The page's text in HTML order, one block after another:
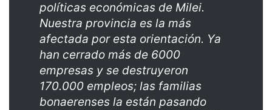
políticas económicas de Milei.
Nuestra provincia es la más
afectada por esta orientación. Ya
han cerrado más de 6000
empresas y se destruyeron
170.000 empleos; las familias
bonaerenses la están pasando